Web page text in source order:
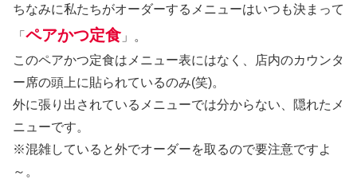
ちなみに私たちがオーダーするメニューはいつも決まって
「 ペアかつ定食 」。
このペアかつ定食はメニュー表にはなく、店内のカウンタ
ー席の頭上に貼られているのみ(笑)。
外に張り出されているメニューでは分からない、隠れたメ
ニューです。
※混雑していると外でオーダーを取るので要注意ですよ
～。